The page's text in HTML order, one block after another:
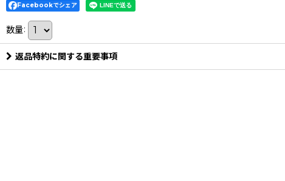
Facebookでシェア
数量:
返品特約に関する重要事項